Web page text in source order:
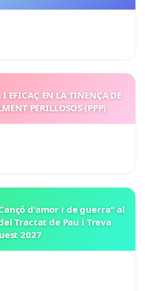
EFICAÇ EN LA TINENÇA DE
PERILLOSOS (PPP)
d'amor i de guerra" al
Tractat de Pau i Treva
2027